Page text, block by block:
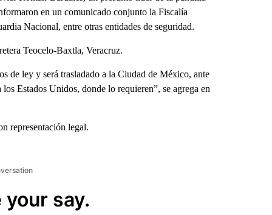
en un comunicado conjunto la Fiscalía
Nacional, entre otras entidades de seguridad.
Teocelo-Baxtla, Veracruz.
de ley y será trasladado a la Ciudad de México, ante
Estados Unidos, donde lo requieren”, se agrega en
representación legal.
your say.